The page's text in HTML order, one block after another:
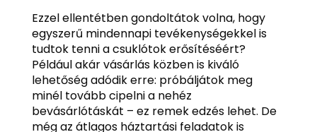
Ezzel ellentétben gondoltátok volna, hogy
egyszerű mindennapi tevékenységekkel is
tudtok tenni a csuklótok erősítéséért?
Például akár vásárlás közben is kiváló
lehetőség adódik erre: próbáljátok meg
minél tovább cipelni a nehéz
bevásárlótáskát – ez remek edzés lehet. De
még az átlagos háztartási feladatok is